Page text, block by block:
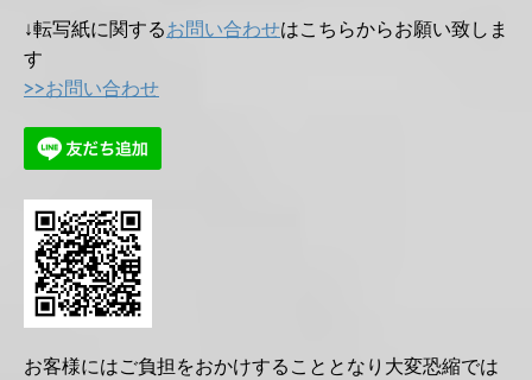
↓転写紙に関するお問い合わせはこちらからお願い致しま
す
>>お問い合わせ
お客様にはご負担をおかけすることとなり大変恐縮では